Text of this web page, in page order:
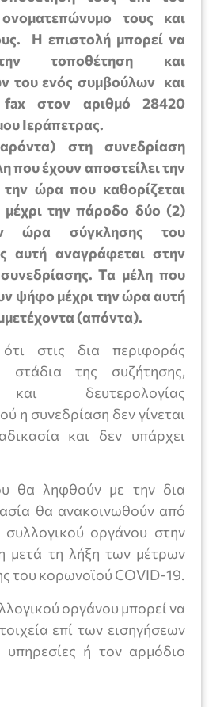
τους και
Η επιστολή μπορεί να
τοποθέτηση και
του ενός συμβούλων και
fax στον αριθμό 28420
Ιεράπετρας.
στη συνεδρίαση
που έχουν αποστείλει την
ώρα που καθορίζεται
την πάροδο δύο (2)
ώρα σύγκλησης του
αυτή αναγράφεται στην
Τα μέλη που
ψήφο μέχρι την ώρα αυτή
(απόντα).
στις δια περιφοράς
στάδια της συζήτησης,
δευτερολογίας
η συνεδρίαση δεν γίνεται
και δεν υπάρχει
θα ληφθούν με την δια
θα ανακοινωθούν από
οργάνου στην
μετά τη λήξη των μέτρων
του κορωνοϊού COVID-19.
οργάνου μπορεί να
επί των εισηγήσεων
υπηρεσίες ή τον αρμόδιο